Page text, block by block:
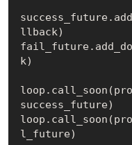
llback)
k)
success_future)
l_future)